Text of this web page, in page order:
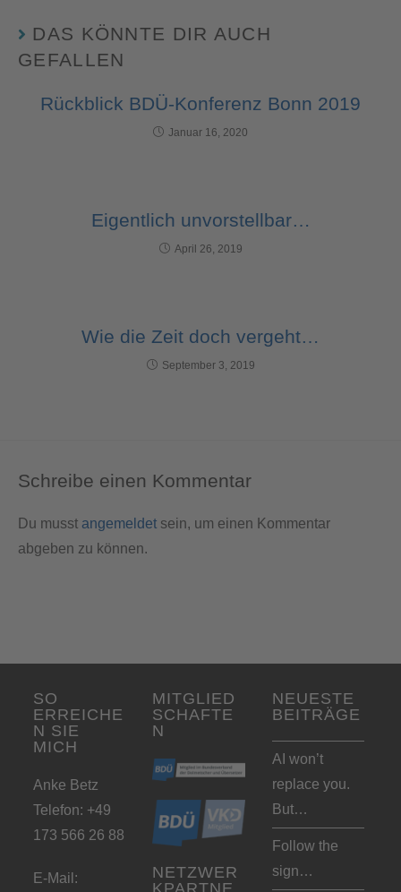
DAS KÖNNTE DIR AUCH
GEFALLEN
Rückblick BDÜ-Konferenz Bonn 2019
Januar 16, 2020
Eigentlich unvorstellbar…
April 26, 2019
Wie die Zeit doch vergeht…
September 3, 2019
Schreibe einen Kommentar
Du musst angemeldet sein, um einen Kommentar
abgeben zu können.
SO
ERREICHE
N SIE
MICH
Anke Betz
Telefon: +49
173 566 26 88
E-Mail:
MITGLIED
SCHAFTE
N
NETZWER
KPARTNE
NEUESTE
BEITRÄGE
AI won’t
replace you.
But…
Follow the
sign…